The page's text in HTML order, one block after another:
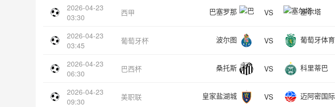
2026-04-23
03:30
西甲 巴塞罗那 VS 塞尔塔
2026-04-23
03:45
葡萄牙杯 波尔图 VS 葡萄牙体育
2026-04-23
06:30
巴西杯 桑托斯 VS 科里蒂巴
2026-04-23
09:30
美职联 皇家盐湖城 VS 迈阿密国际